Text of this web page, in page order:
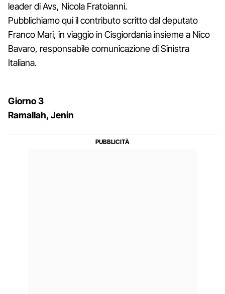
leader di Avs, Nicola Fratoianni.
Pubblichiamo qui il contributo scritto dal deputato
Franco Mari, in viaggio in Cisgiordania insieme a Nico
Bavaro, responsabile comunicazione di Sinistra
Italiana.
Giorno 3
Ramallah, Jenin